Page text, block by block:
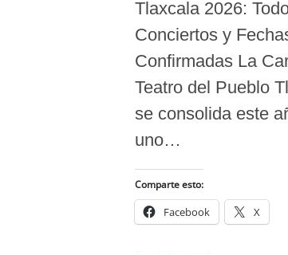
Tlaxcala 2026:
Conciertos y
Confirmadas La
Teatro del Pueblo
se consolida este
uno…
Comparte esto:
Facebook X